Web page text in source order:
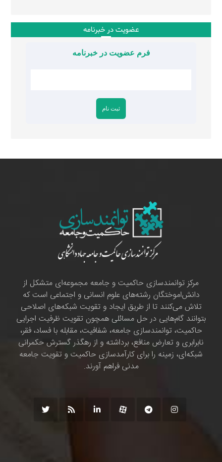
عضویت در خبرنامه
فرم عضویت در خبرنامه
مرکز توانمندسازی حاکمیت و جامعه مجموعه‌ای متشکل از
دانش‌اموختگان رشته‌های علوم انسانی و اجتماعی است که
تلاش می‌کنند تا از طریق ایجاد و تقویت شبکه‌های اصلاحی
بتوانند گام‌هایی در حل مسائلی همچون تقویت ظرفیت اجرایی
حاکمیت، توانمندسازی جامعه، شفافیت، مقابله با فساد، فقر،
نابرابری و تعارض منافع، برداشته و از رهگذر گسترش حکمرانی
شبکه‌ای، زمینه را برای کارآمدسازی حاکمیت و تقویت جامعه
مدنی فراهم آورند.